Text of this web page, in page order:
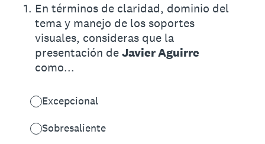
1. En términos de claridad, dominio del
tema y manejo de los soportes
visuales, consideras que la
presentación deJavier Aguirre
como...
Excepcional
Sobresaliente